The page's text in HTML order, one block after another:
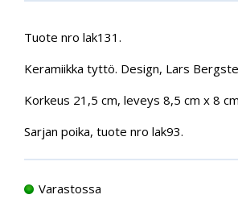
Tuote nro lak131.
Keramiikka tyttö. Design, Lars
Korkeus 21,5 cm, leveys 8,5 cm x 8
Sarjan poika, tuote nro lak93.
Varastossa